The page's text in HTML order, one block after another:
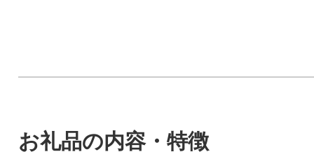
お礼品の内容・特徴